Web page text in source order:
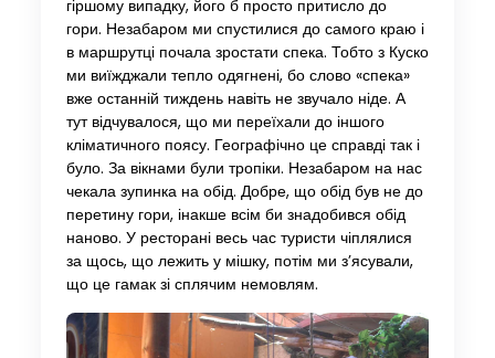
гіршому випадку, його б просто притисло до
гори. Незабаром ми спустилися до самого краю і
в маршрутці почала зростати спека. Тобто з Куско
ми виїжджали тепло одягнені, бо слово «спека»
вже останній тиждень навіть не звучало ніде. А
тут відчувалося, що ми переїхали до іншого
кліматичного поясу. Географічно це справді так і
було. За вікнами були тропіки. Незабаром на нас
чекала зупинка на обід. Добре, що обід був не до
перетину гори, інакше всім би знадобився обід
наново. У ресторані весь час туристи чіплялися
за щось, що лежить у мішку, потім ми з’ясували,
що це гамак зі сплячим немовлям.